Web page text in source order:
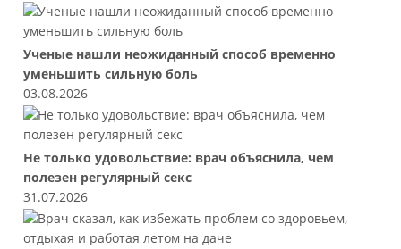
Ученые нашли неожиданный способ временно
уменьшить сильную боль
03.08.2026
Не только удовольствие: врач объяснила, чем
полезен регулярный секс
31.07.2026